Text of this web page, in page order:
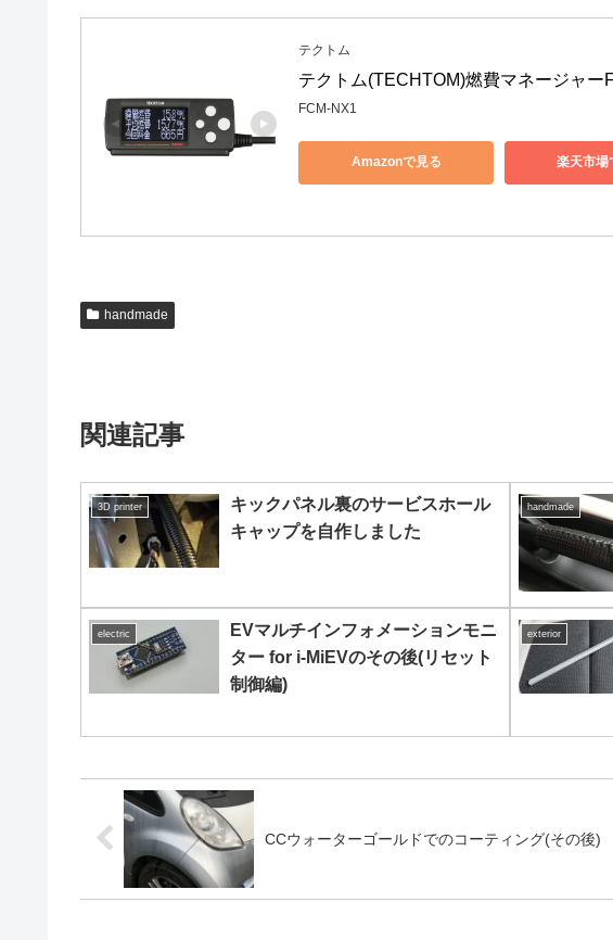
テクトム
テクトム(TECHTOM)燃費マネージャー
FCM-NX1
Amazonで見る 楽天市場
handmade
関連記事
3D printer
キックパネル裏のサービスホール
キャップを自作しました
handmade
electric
EVマルチインフォメーションモニ
ター for i-MiEVのその後(リセット
制御編)
exterior
CCウォーターゴールドでのコーティング(その後)